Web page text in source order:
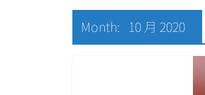
Month: 10 月 2020